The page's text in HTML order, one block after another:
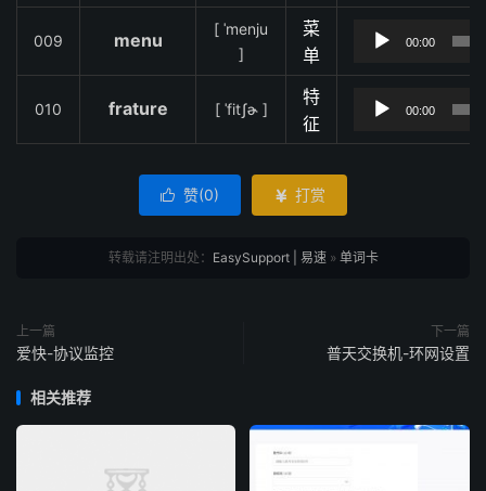
009 menu
[ ˈmenju
]
菜
单
00:00
010 frature [ ˈfitʃɚ ]
特
征
00:00
 赞(0)  打赏
转载请注明出处： EasySupport | 易速» 单词卡
上一篇
爱快-协议监控
下一篇
普天交换机-环网设置
相关推荐